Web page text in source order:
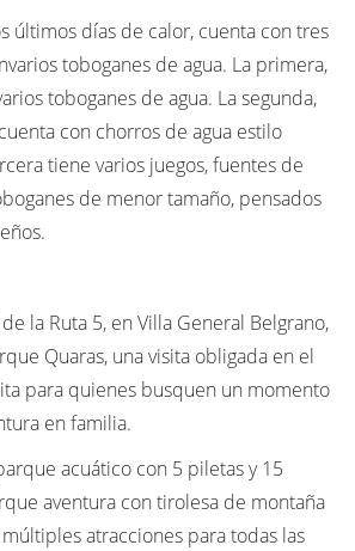
últimos días de calor, cuenta con tres
toboganes de agua. La primera,
toboganes de agua. La segunda,
con chorros de agua estilo
tiene varios juegos, fuentes de
de menor tamaño, pensados
la Ruta 5, en Villa General Belgrano,
Quaras, una visita obligada en el
para quienes busquen un momento
en familia.
acuático con 5 piletas y 15
aventura con tirolesa de montaña
atracciones para todas las